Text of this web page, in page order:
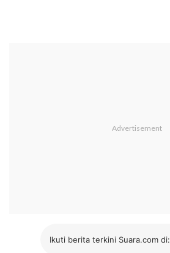
Ikuti berita terkini Suara.com di: